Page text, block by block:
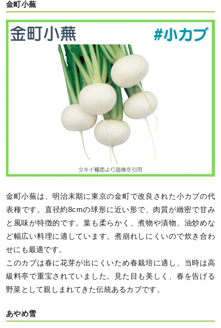
金町小蕪
金町小蕪は、明治末期に東京の金町で改良された小カブの代
表種です。直径約8cmの球形に近い形で、肉質が緻密で甘み
と風味が特徴的です。葉も柔らかく、煮物や漬物、油炒めな
ど幅広い料理に適しています。煮崩れしにくいので炊き合わ
せにも最適です。
このカブは春に花芽が出にくいため春栽培に適し、当時は高
級料亭で重宝されていました。見た目も美しく、春を告げる
野菜として親しまれてきた伝統あるカブです。
あやめ雪